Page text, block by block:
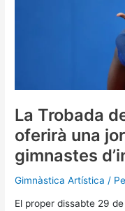
La Trobada
oferirà una
gimnastes
Gimnàstica Artística /
El proper dissabte 29
per
a
gimnastes
d’iniciació